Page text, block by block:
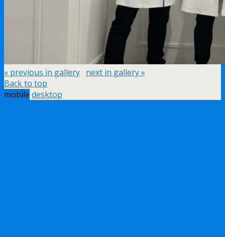
« previous in gallery next in gallery »
Back to top
mobile desktop